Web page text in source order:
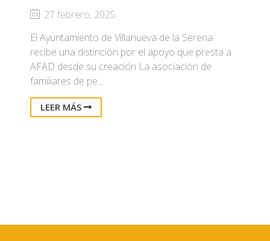
27 febrero, 2025
El Ayuntamiento de Villanueva de la Serena
recibe una distinción por el apoyo que presta a
AFAD desde su creación La asociación de
familiares de pe...
LEER MÁS